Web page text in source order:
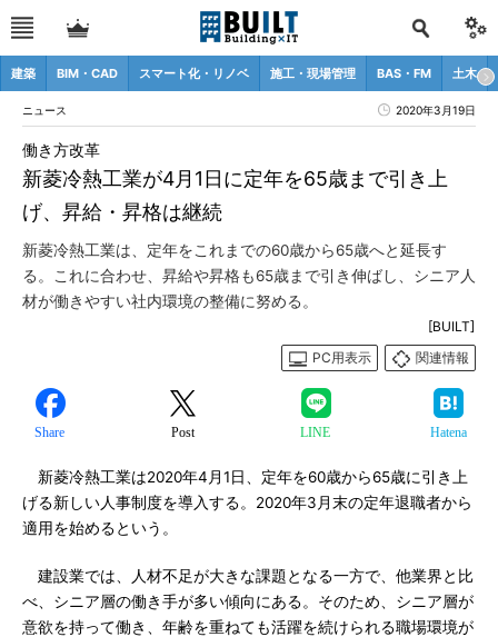
建築 BIM・CAD スマート化・リノベ 施工・現場管理 BAS・FM 土木
ニュース 2020年3月19日
新菱冷熱工業が4月1日に定年を65歳まで引き上
げ、昇給・昇格は継続
働き方改革
新菱冷熱工業は、定年をこれまでの60歳から65歳へと延長す
る。これに合わせ、昇給や昇格も65歳まで引き伸ばし、シニア人
材が働きやすい社内環境の整備に努める。
[BUILT]
PC用表示
関連情報
Share Post LINE Hatena
新菱冷熱工業は2020年4月1日、定年を60歳から65歳に引き上
げる新しい人事制度を導入する。2020年3月末の定年退職者から
適用を始めるという。
建設業では、人材不足が大きな課題となる一方で、他業界と比
べ、シニア層の働き手が多い傾向にある。そのため、シニア層が
意欲を持って働き、年齢を重ねても活躍を続けられる職場環境が